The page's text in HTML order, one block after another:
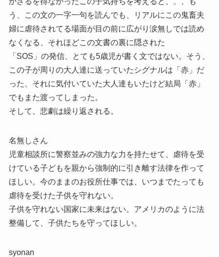
う、この文の一字一句を読んでも、リアルにこの鬼畜夫
婦に虐待されてる場面が目の前に広がり涙無しでは読め
なくなる、それほどこの文書の裏に隠された
「SOS」の発信、とても5歳児が書く文ではない。そう、
この子が周りの大人達に送っていたシグナルは「赤」だ
った、それに気付いていた大人達もいたけど結局「赤」
でもまた渡ってしまった。
そして、悲劇は繰り返される。
名無しさん
児童相談所に警察並みの強力な力を持たせて、虐待を受
けている子どもを親から強制的に引き離す法律を作って
ほしい。今のままのお役所仕事では、いつまでたっても
虐待を受けた子供を守れない。
子供を守れない国家に未来はない。アメリカのように法
整備して、子供たちを守ってほしい。
syonan